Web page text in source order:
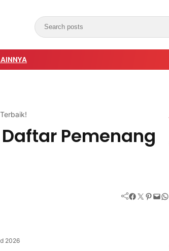
Daftar Pemenang
Facebook Twitter Pinterest Mail WhatsApp
2026